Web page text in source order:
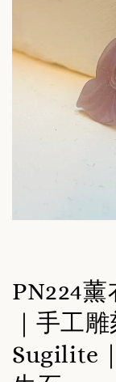
PN224
｜手工
Sugilite